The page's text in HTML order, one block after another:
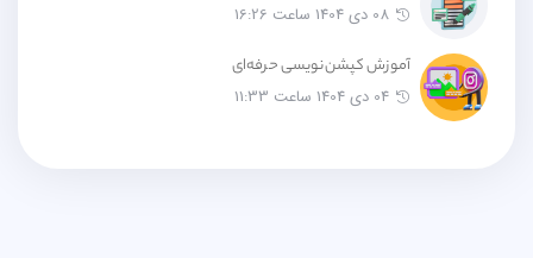
08 دی 1404 ساعت 16:26
آموزش کپشن‌نویسی حرفه‌ای
04 دی 1404 ساعت 11:33